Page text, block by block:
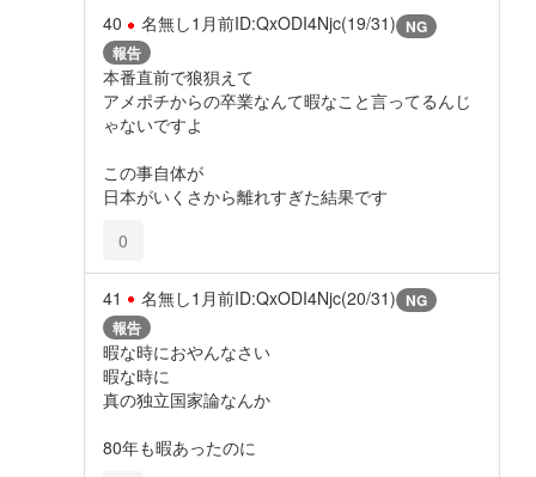
40 名無し1月前ID:QxODI4Njc(19/31) NG
報告
本番直前で狼狽えて
アメポチからの卒業なんて暇なこと言ってるんじ
ゃないですよ
この事自体が
日本がいくさから離れすぎた結果です
0
41 名無し1月前ID:QxODI4Njc(20/31) NG
報告
暇な時におやんなさい
暇な時に
真の独立国家論なんか
80年も暇あったのに